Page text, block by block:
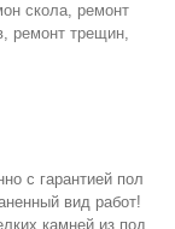
скола, ремонт
, ремонт трещин,
с гарантией пол
вид работ!
камней из под